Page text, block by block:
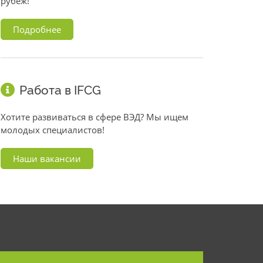
Подробнее
Работа в IFCG
Хотите развиваться в сфере ВЭД? Мы ищем
молодых специалистов!
Наши вакансии